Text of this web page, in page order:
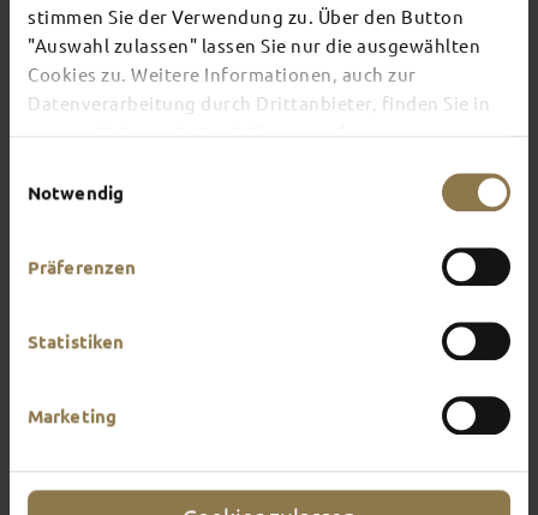
stimmen Sie der Verwendung zu. Über den Button
"Auswahl zulassen" lassen Sie nur die ausgewählten
Cookies zu. Weitere Informationen, auch zur
Datenverarbeitung durch Drittanbieter, finden Sie in
Notwendig
Präferenzen
Statistiken
Marketing
This page provides an overview of what awaits
you in Fulda. What do you feel like doing?